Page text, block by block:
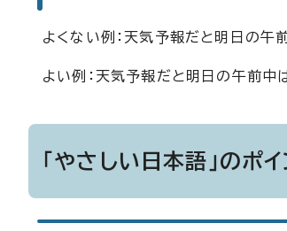
よくない例：天気予報だと明日の午
よい例：天気予報だと明日の午前中
「やさしい日本語」のポイ